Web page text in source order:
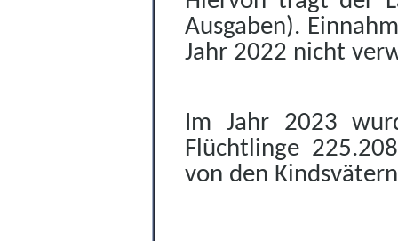
Ausgaben).
Jahr 2022 nicht
Im Jahr 2023
Flüchtlinge
von den